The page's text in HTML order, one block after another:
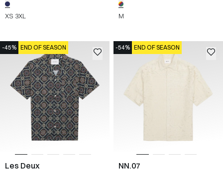
XS 3XL M
-45% END OF SEASON
Les Deux
-54% END OF SEASON
NN.07